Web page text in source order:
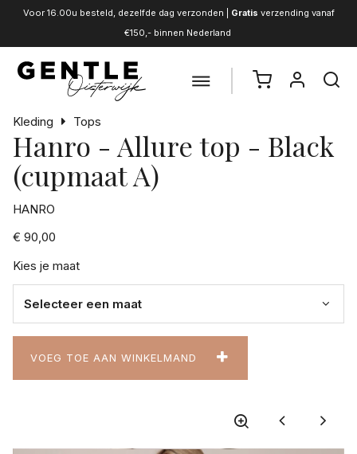
Voor 16.00u besteld, dezelfde dag verzonden | Gratis verzending vanaf
€150,- binnen Nederland
Kleding Tops
Hanro - Allure top - Black
(cupmaat A)
HANRO
€ 90,00
Kies je maat
VOEG TOE AAN WINKELMAND